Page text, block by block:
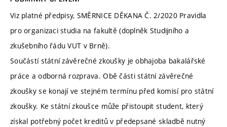
Viz platné předpisy, SMĚRNICE DĚKANA Č. 2/2020 Pravidla
pro organizaci studia na fakultě (doplněk Studijního a
zkušebního řádu VUT v Brně).
Součástí státní závěrečné zkoušky je obhajoba bakalářské
práce a odborná rozprava. Obě části státní závěrečné
zkoušky se konají ve stejném termínu před komisí pro státní
zkoušky. Ke státní zkoušce může přistoupit student, který
získal potřebný počet kreditů v předepsané skladbě nutný